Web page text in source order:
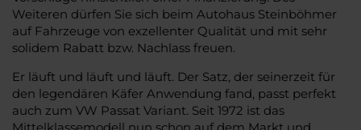
Weiteren dürfen Sie sich beim Autohaus Steinböhmer
auf Fahrzeuge von exzellenter Qualität und mit sehr
solidem Rabatt bzw. Nachlass freuen.
Er läuft und läuft und läuft. Der Satz, der seinerzeit für
den legendären Käfer Anwendung fand, passt perfekt
auch zum VW Passat Variant. Seit 1972 ist das
Mittelklassemodell nun schon auf dem Markt und